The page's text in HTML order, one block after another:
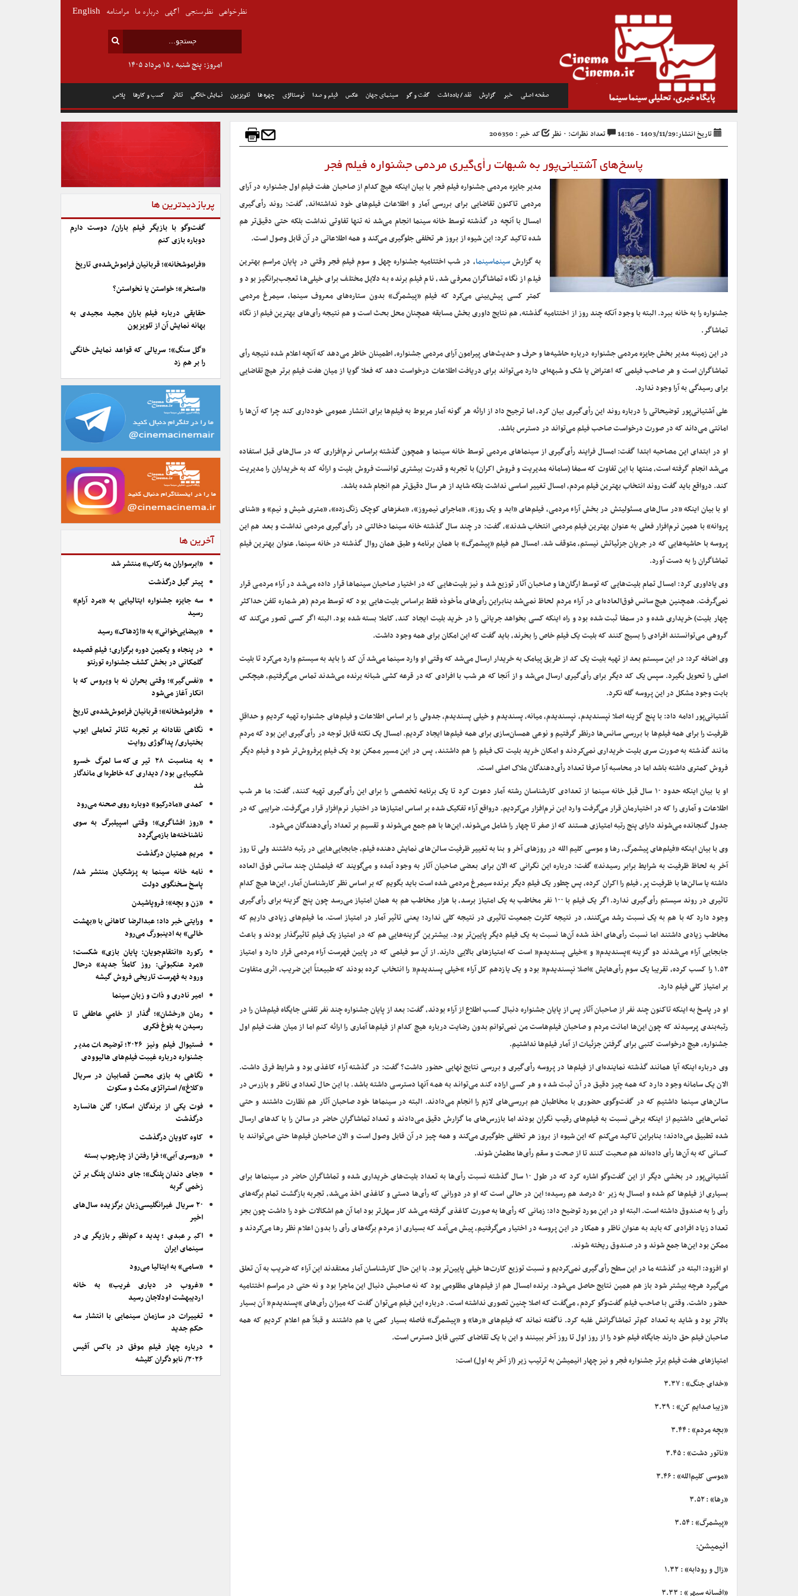
صفحه اصلی خبر گزارش نقد / یادداشت گفت و گو سینمای جهان عکس فیلم و صدا نوستالژی چهره ها تلویزیون نمایش خانگی تئاتر کسب و کارها پلاس
امروز: پنج شنبه , ۱۵ مرداد ۱۴۰۵
نظرخواهی نظرسنجی آگهی درباره ما مرامنامه English
تاریخ انتشار:1403/11/29 - 14:16 تعداد نظرات: ۰ نظر کد خبر : 206350
پاسخ‌های آشتیانی‌پور به شبهات رأی‌گیری مردمی جشنواره فیلم فجر
مدیر جایزه مردمی جشنواره فیلم فجر با بیان اینکه هیچ کدام از صاحبان هفت فیلم اول جشنواره در آرای
مردمی تاکنون تقاضایی برای بررسی آمار و اطلاعات فیلم‌های خود نداشته‌اند، گفت: روند رأی‌گیری
امسال با آنچه در گذشته توسط خانه سینما انجام می‌شد نه تنها تفاوتی نداشت بلکه حتی دقیق‌تر هم
شده تاکید کرد: این شیوه از بروز هر تخلفی جلوگیری می‌کند و همه اطلاعاتی در آن قابل وصول است.
به گزارشسینماسینما، در شب اختتامیه جشنواره چهل و سوم فیلم فجر وقتی در پایان مراسم بهترین
فیلم از نگاه تماشاگران معرفی شد، نام فیلم برنده به دلایل مختلف برای خیلی‌ها تعجب‌برانگیز بود و
کمتر کسی پیش‌بینی می‌کرد که فیلم «پیشمرگ» بدون ستاره‌های معروف سینما، سیمرغ مردمی
جشنواره را به خانه ببرد. البته با وجود آنکه چند روز از اختتامیه گذشته، هم نتایج داوری بخش مسابقه همچنان محل بحث است و هم نتیجه رأی‌های بهترین فیلم از نگاه
تماشاگر.
در این زمینه مدیر بخش جایزه مردمی جشنواره درباره حاشیه‌ها و حرف‌ و حدیث‌های پیرامون آرای مردمی جشنواره، اطمینان خاطر می‌دهد که آنچه اعلام شده نتیجه رأی
تماشاگران است و هر صاحب فیلمی که اعتراض یا شک و شبهه‌ای دارد می‌تواند برای دریافت اطلاعات درخواست دهد که فعلا گویا از میان هفت فیلم برتر هیچ تقاضایی
برای رسیدگی به آرا وجود ندارد.
علی آشتیانی‌پور توضیحاتی را درباره روند این رأی‌گیری بیان کرد، اما ترجیح داد از ارائه هر گونه آمار مربوط به فیلم‌ها برای انتشار عمومی خودداری کند چرا که آن‌ها را
امانتی می‌داند که در صورت درخواست صاحب فیلم می‌تواند در دسترس باشد.
او در ابتدای این مصاحبه ابتدا گفت: امسال فرایند رأی‌گیری از سینماهای مردمی توسط خانه سینما و همچون گذشته براساس نرم‌افزاری که در سال‌های قبل استفاده
می‌شد انجام گرفته است، منتها با این تفاوت که سمفا (سامانه مدیریت و فروش اکران) با تجربه و قدرت بیشتری توانست فروش بلیت و ارائه کد به خریداران را مدیریت
کند. درواقع باید گفت روند انتخاب بهترین فیلم مردم، امسال تغییر اساسی نداشت بلکه شاید از هر سال دقیق‌تر هم انجام شده باشد.
او با بیان اینکه «در سال‌های مسئولیتش در بخش آراء مردمی، فیلم‌های «ابد و یک روز»، «ماجرای نیمروز»، «مغزهای کوچک زنگ‌زده»، «متری شیش و نیم» و «شنای
پروانه» با همین نرم‌افزار فعلی به عنوان بهترین فیلم مردمی انتخاب شدند»، گفت: در چند سال گذشته خانه سینما دخالتی در رأی‌گیری مردمی نداشت و بعد هم این
پروسه با حاشیه‌هایی که در جریان جزئیاتش نیستم، متوقف شد. امسال هم فیلم «پیشمرگ» با همان برنامه و طبق همان روال گذشته در خانه سینما، عنوان بهترین فیلم
تماشاگران را به دست آورد.
وی یاداوری کرد: امسال تمام بلیت‌هایی که توسط ارگان‌ها و صاحبان آثار توزیع شد و نیز بلیت‌هایی که در اختیار صاحبان سینماها قرار داده می‌شد در آراء مردمی قرار
نمی‌گرفت. همچنین هیچ سانس فوق‌العاده‌ای در آراء مردم لحاظ نمی‌شد بنابراین رأی‌های مأخوذه فقط براساس بلیت‌هایی بود که توسط مردم (هر شماره تلفن حداکثر
چهار بلیت) خریداری شده و در سمفا ثبت شده بود و راه اینکه کسی بخواهد جریانی را در خرید بلیت ایجاد کند، کاملا بسته شده بود. البته اگر کسی تصور می‌کند که
گروهی می‌توانستند افرادی را بسیج کنند که بلیت یک فیلم خاص را بخرند، باید گفت که این امکان برای همه وجود داشت.
وی اضافه کرد: در این سیستم بعد از تهیه بلیت یک کد از طریق پیامک به خریدار ارسال می‌شد که وقتی او وارد سینما می‌شد آن کد را باید به سیستم وارد می‌کرد تا بلیت
اصلی را تحویل بگیرد. سپس یک کد دیگر برای رأی‌گیری ارسال می‌شد و از آنجا که هر شب با افرادی که در قرعه کشی شبانه برنده می‌شدند تماس می‌گرفتیم، هیچکس
بابت وجود مشکل در این پروسه گله نکرد.
آشتیانی‌پور ادامه داد: با پنج گزینه اصلا نپسندیدم، نپسندیدم، میانه، پسندیدم و خیلی پسندیدم، جدولی را بر اساس اطلاعات و فیلم‌های جشنواره تهیه کردیم و حداقلِ
ظرفیت را برای همه فیلم‌ها با بررسی سانس‌ها درنظر گرفتیم و نوعی همسان‌سازی برای همه فیلم‌ها ایجاد کردیم. امسال یک نکته قابل توجه در رأی‌گیری این بود که مردم
مانند گذشته به صورت سری بلیت خریداری نمی‌کردند و امکان خرید بلیت تک فیلم را هم داشتند، پس در این مسیر ممکن بود یک فیلم پرفروش‌تر شود و فیلم دیگر
فروش کمتری داشته باشد اما در محاسبه آرا صرفا تعداد رأی‌دهندگان ملاک اصلی است.
او با بیان اینکه حدود ۱۰ سال قبل خانه سینما از تعدادی کارشناسان رشته آمار دعوت کرد تا یک برنامه تخصصی را برای این رأی‌گیری تهیه‌ کنند، گفت: ما هر شب
اطلاعات و آماری را که در اختیارمان قرار می‌گرفت وارد این نرم‌افزار می‌کردیم. درواقع آراء تفکیک شده بر اساس امتیازها در اختیار نرم‌افزار قرار می‌گرفت. ضرایبی که در
جدول گنجانده می‌شوند دارای پنج رتبه امتیازی هستند که از صفر تا چهار را شامل می‌شوند، این‌ها با هم جمع می‌شوند و تقسیم بر تعداد رأی‌دهندگان می‌شود.
وی با بیان اینکه «فیلم‌های پیشمرگ، رها و موسی کلیم الله در روزهای آخر و بنا به تغییر ظرفیت سالن‌های نمایش دهنده فیلم، جابجایی‌هایی در رتبه داشتند ولی تا روز
آخر به لحاظ ظرفیت به شرایط برابر رسیدند» گفت:‌ درباره این نگرانی که الان برای بعضی صاحبان آثار به وجود آمده و می‌گویند که فیلمشان چند سانس فوق العاده
داشته یا سالن‌ها با ظرفیت پر، فیلم را اکران کرده، پس چطور یک فیلم دیگر برنده سیمرغ مردمی شده است باید بگویم که بر اساس نظر کارشناسان آمار، این‌ها هیچ کدام
تاثیری در روند سیستم رأی‌گیری ندارد. اگر یک فیلم با ۱۰۰ نفر مخاطب به یک امتیاز برسد، با هزار مخاطب هم به همان امتیاز می‌رسد چون پنج گزینه‌ برای رأی‌گیری
وجود دارد که با هم به یک نسبت رشد می‌کنند، در نتیجه کثرت جمعیت تاثیری در نتیجه کلی ندارد؛ یعنی تاثیر آمار در امتیاز است. ما فیلم‌های زیادی داریم که
مخاطب زیادی داشتند اما نسبت رأی‌های اخذ شده آن‌ها نسبت به یک فیلم دیگر پایین‌تر بود. بیشترین گزینه‌هایی هم که در امتیاز یک فیلم تاثیرگذار بودند و باعث
جابجایی آراء می‌شدند دو گزینه “پسندیدم” و “خیلی پسندیدم” است که امتیازهای بالایی دارند. از آن سو فیلمی که در پایین فهرست آراء مردمی قرار دارد و امتیاز
۱.۵۳ را کسب کرده، تقریبا یک سوم رأی‌هایش “اصلا نپسندیدم” بود و یک یازدهم کل آراء “خیلی پسندیدم” را انتخاب کرده بودند که طبیعتاً این ضریب، اثری متفاوت
بر امتیاز کلی فیلم دارد.
او در پاسخ به اینکه تاکنون چند نفر از صاحبان آثار پس از پایان جشنواره دنبال کسب اطلاع از آراء بودند، گفت: بعد از پایان جشنواره چند نفر تلفنی جایگاه فیلم‌شان را در
رتبه‌بندی پرسیدند که چون این‌ها امانت مردم و صاحبان فیلم‌هاست من نمی‌توانم بدون رضایت‌ درباره هیچ کدام از فیلم‌ها آماری را ارائه کنم اما از میان هفت فیلم اول
جشنواره، هیچ درخواست کتبی برای گرفتن جزئیات از آمار فیلم‌ها نداشتیم.
وی درباره اینکه آیا همانند گذشته نماینده‌ای از فیلم‌ها در پروسه رأی‌گیری و بررسی نتایج نهایی حضور داشت؟ گفت: در گذشته آراء کاغذی بود و شرایط فرق داشت.
الان یک سامانه وجود دارد که همه چیز دقیق در آن ثبت شده و هر کسی اراده کند می‌تواند به همه آنها دسترسی داشته باشد. با این حال تعدادی ناظر و بازرس در
سالن‌های سینما داشتیم که در گفت‌وگوی حضوری با مخاطبان هم بررسی‌های لازم را انجام می‌دادند. البته در سینماها خود صاحبان آثار هم نظارت داشتند و حتی
تماس‌هایی داشتیم از اینکه برخی نسبت به فیلم‌های رقیب نگران بودند اما بازرس‌های ما گزارش دقیق می‌دادند و تعداد تماشاگران حاضر در سالن را با کدهای ارسال
شده تطبیق می‌دادند؛ بنابراین تاکید می‌کنم که این شیوه از بروز هر تخلفی جلوگیری می‌کند و همه چیز در آن قابل وصول است و الان صاحبان فیلم‌ها حتی می‌توانند با
کسانی که به آن‌ها رأی داده‌اند هم صحبت کنند تا از صحت و سقم رأی‌ها مطمئن شوند.
آشتیانی‌پور در بخشی دیگر از این گفت‌وگو اشاره کرد که در طول ۱۰ سال گذشته نسبت رأی‌ها به تعداد بلیت‌های خریداری شده و تماشاگران حاضر در سینماها برای
بسیاری از فیلم‌ها کم شده و امسال به زیر ۵۰ درصد هم رسیده؛ این در حالی است که او در دورانی که رأی‌ها دستی و کاغذی اخذ می‌شد، تجربه بازگشت تمام برگه‌های
رأی را به صندوق داشته است. البته او در این مورد توضیح داد: زمانی که رأی‌ها به صورت کاغذی گرفته می‌شد کار سهل‌تر بود اما آن هم اشکالات خود را داشت چون بجز
تعداد زیاد افرادی که باید به عنوان ناظر و همکار در این پروسه در اختیار می‌گرفتیم، پیش می‌آمد که بسیاری از مردم برگه‌های رأی را بدون اعلام نظر رها می‌کردند و
ممکن بود این‌ها جمع شوند و در صندوق ریخته شوند.
او افزود: البته در گذشته ما در این سطح رأی‌گیری نمی‌کردیم و نسبت توزیع کارت‌ها خیلی پایین‌تر بود. با این حال کارشناسان آمار معتقدند این آراء که ضریب به آن تعلق
می‌گیرد هرچه بیشتر شود باز هم همین نتایج حاصل می‌شود. برنده امسال هم از فیلم‌های مظلومی بود که نه صاحبش دنبال این ماجرا بود و نه حتی در مراسم اختتامیه
حضور داشت. وقتی با صاحب فیلم گفت‌وگو کردم، می‌گفت که اصلا چنین تصوری نداشته است. درباره این فیلم می‌توان گفت که میزان رأی‌های “پسندیدم” آن بسیار
بالاتر بود و شاید به تعداد کم‌تر تماشاگرانش غلبه کرد. ناگفته نماند که فیلم‌های «رها» و «پیشمرگ» فاصله بسیار کمی با هم داشتند و قبلاً هم اعلام کردیم که همه
صاحبان فیلم حق دارند جایگاه فیلم خود را از روز اول تا روز آخر ببینند و این با یک تقاضای کتبی قابل دسترس است.
امتیازهای هفت فیلم برتر جشنواره فجر و نیز چهار انیمیشن به ترتیب زیر (از آخر به اول) است:‌
«خدای جنگ» : ۳.۳۷
«زیبا صدایم کن» : ۳.۳۹
«بچه‌ مردم» : ۳.۴۴
«ناتور دشت» : ۳.۴۵
«موسی کلیم‌الله» : ۳.۴۶
«رها» : ۳.۵۲
«پیشمرگ» : ۳.۵۴
انیمیشن:
«زال و رودابه» : ۱.۳۲
«افسانه سپهر» : ۳.۳۳
پربازدیدترین ها
گفت‌وگو با بازیگر فیلم باران/ دوست دارم
دوباره بازی کنم
«فراموشخانه»؛ قربانیان فراموش‌شده‌ی تاریخ
«استخر»؛ خواستن یا نخواستن؟
حقایقی درباره فیلم باران مجید مجیدی به
بهانه نمایش آن از تلویزیون
«گل سنگ»؛ سریالی که قواعد نمایش خانگی
را بر هم زد
آخرین ها
«ابرسواران مه رکاب» منتشر شد
پیتر گیل درگذشت
سه جایزه جشنواره ایتالیایی به «مرد آرام»
رسید
«بیضایی‌خوانی» به «اژدهاک» رسید
در پنجاه و یکمین دوره برگزاری؛ فیلم قصیده
گلمکانی در بخش کشف جشنواره تورنتو
«نفس‌گیر»؛ وقتی بحران نه با ویروس که با
انکار آغاز می‌شود
«فراموشخانه»؛ قربانیان فراموش‌شده‌ی تاریخ
نگاهی نقادانه بر تجربه تئاتر تعاملی ایوب
بختیاری/ پداگوژی روایت
به مناسبت ۲۸ تیری که سالمرگ خسرو
شکیبایی بود/ دیداری که خاطره‌ای ماندگار
شد
کمدی «مادرکیو» دوباره روی صحنه می‌رود
«روز افشاگری»؛ وقتی اسپیلبرگ به سوی
ناشناخته‌ها بازمی‌گردد
مریم همتیان درگذشت
نامه خانه سینما به پزشکیان منتشر شد/
پاسخ سخنگوی دولت
«زن و بچه»؛ فروپاشیدن
ورایتی خبر داد؛ عبدالرضا کاهانی با «بهشت
خالی» به ادینبورگ می‌رود
رکورد «انتقام‌جویان: پایان بازی» شکست؛
«مرد عنکبوتی: روز کاملاً جدید» درحال
ورود به فهرست تاریخی فروش گیشه
امیر نادری و ذات و زبان سینما
رمان «رخشان»؛ گُذار از خامیِ عاطفی تا
رسیدن به بلوغ فکری
فستیوال فیلم ونیز ۲۰۲۶؛ توضیحات مدیر
جشنواره درباره غیبت فیلم‌های هالیوودی
نگاهی به بازی محسن قصابیان در سریال
«کلاغ»/ استراتژی مکث و سکوت
فوت یکی از برندگان اسکار؛ گلن هانسارد
درگذشت
کاوه کاویان درگذشت
«روسری آبی»؛ فرا رفتن از چارچوب بسته
«جای دندان پلنگ»؛ جای دندان پلنگ بر تن
زخمی گربه
۲۰ سریال غیرانگلیسی‌زبان برگزیده سال‌های
اخیر
اکبر عبدی؛ پدیده کم‌نظیر بازیگری در
سینمای ایران
«سامی» به ایتالیا می‌رود
«غروب در دیاری غریب» به خانه
اردیبهشت اودلاجان رسید
تغییرات در سازمان سینمایی با انتشار سه
حکم جدید
درباره چهار فیلم موفق در باکس آفیس
۲۰۲۶/ نابودگران کلیشه